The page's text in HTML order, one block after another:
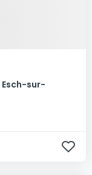
Esch-sur-